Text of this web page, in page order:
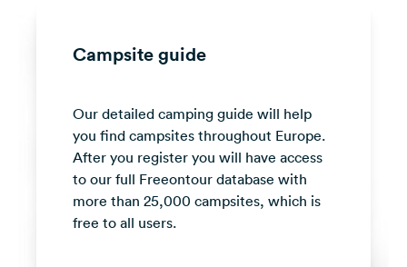
Follow
media
Facebook
Instagram
Campsite guide
Our detailed camping guide will help
you find campsites throughout Europe.
After you register you will have access
to our full Freeontour database with
more than 25,000 campsites, which is
free to all users.